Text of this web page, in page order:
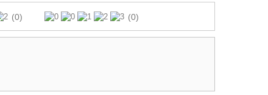
(0) (0)